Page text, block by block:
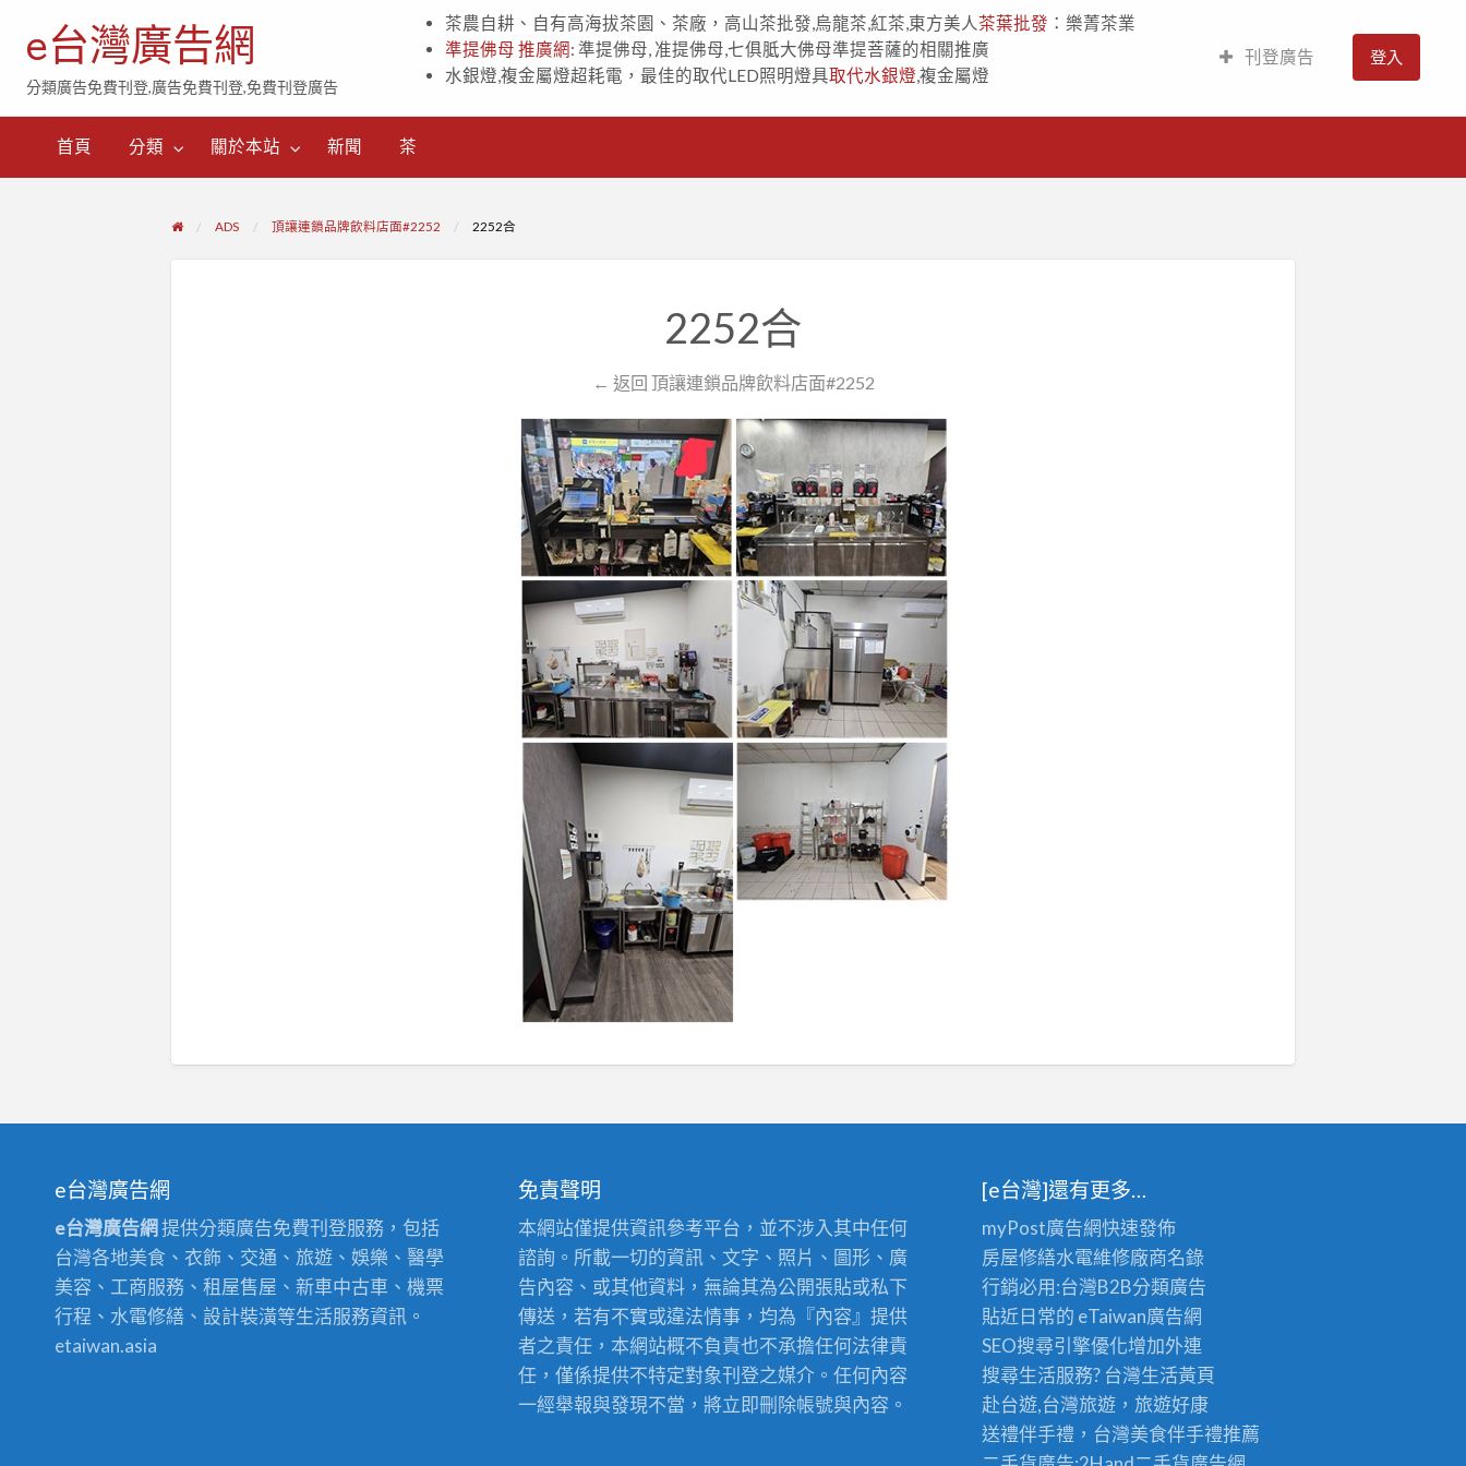
e台灣廣告網
分類廣告免費刊登,廣告免費刊登,免費刊登廣告
茶農自耕、自有高海拔茶園、茶廠，高山茶批發,烏龍茶,紅茶,東方美人茶葉批發 ：樂菁茶業
準提佛母 推廣網: 準提佛母, 准提佛母,七俱胝大佛母準提菩薩的相關推廣
水銀燈,複金屬燈超耗電，最佳的取代LED照明燈具取代水銀燈 ,複金屬燈
刊登廣告 登入
首頁 分類 關於本站 新聞 茶
ADS 頂讓連鎖品牌飲料店面#2252 2252合
2252合
← 返回 頂讓連鎖品牌飲料店面#2252
e台灣廣告網
e台灣廣告網 提供分類廣告免費刊登服務，包括
台灣各地美食、衣飾、交通、旅遊、娛樂、醫學
美容、工商服務、租屋售屋、新車中古車、機票
行程、水電修繕、設計裝潢等生活服務資訊。
etaiwan.asia
免責聲明
本網站僅提供資訊參考平台，並不涉入其中任何
諮詢。所載一切的資訊、文字、照片、圖形、廣
告內容、或其他資料，無論其為公開張貼或私下
傳送，若有不實或違法情事，均為『內容』提供
者之責任，本網站概不負責也不承擔任何法律責
任，僅係提供不特定對象刊登之媒介。任何內容
一經舉報與發現不當，將立即刪除帳號與內容。
[e台灣]還有更多…
myPost廣告網快速發佈
房屋修繕水電維修廠商名錄
行銷必用:台灣B2B分類廣告
貼近日常的 eTaiwan廣告網
SEO搜尋引擎優化增加外連
搜尋生活服務? 台灣生活黃頁
赴台遊,台灣旅遊 ，旅遊好康
送禮伴手禮，台灣美食伴手禮推薦